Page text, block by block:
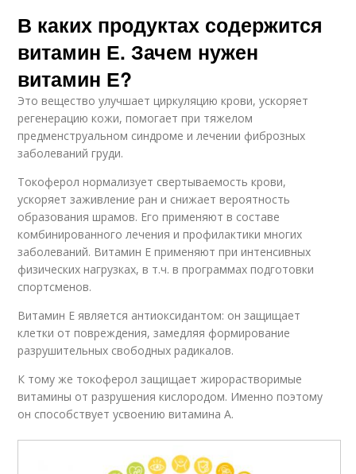
В каких продуктах содержится
витамин Е. Зачем нужен
витамин Е?
Это вещество улучшает циркуляцию крови, ускоряет
регенерацию кожи, помогает при тяжелом
предменструальном синдроме и лечении фиброзных
заболеваний груди.
Токоферол нормализует свертываемость крови,
ускоряет заживление ран и снижает вероятность
образования шрамов. Его применяют в составе
комбинированного лечения и профилактики многих
заболеваний. Витамин Е применяют при интенсивных
физических нагрузках, в т.ч. в программах подготовки
спортсменов.
Витамин Е является антиоксидантом: он защищает
клетки от повреждения, замедляя формирование
разрушительных свободных радикалов.
К тому же токоферол защищает жирорастворимые
витамины от разрушения кислородом. Именно поэтому
он способствует усвоению витамина А.